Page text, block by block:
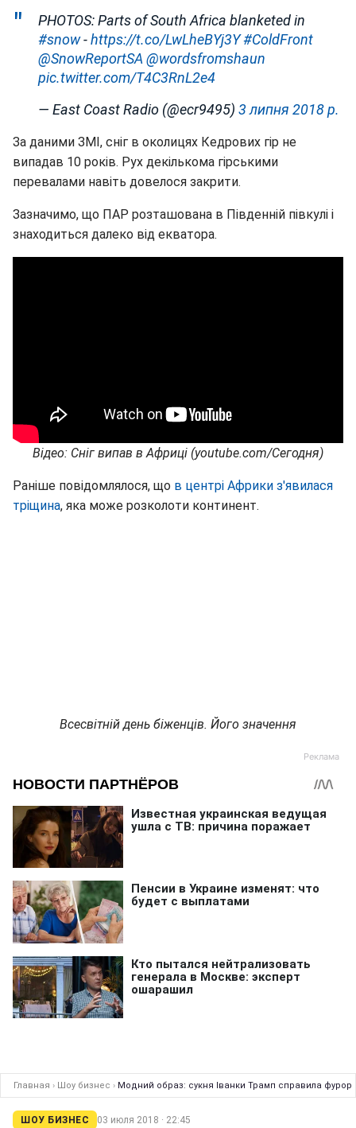
PHOTOS: Parts of South Africa blanketed in
#snow-https://t.co/LwLheBYj3Y#ColdFront
@SnowReportSA@wordsfromshaun
pic.twitter.com/T4C3RnL2e4
— East Coast Radio (@ecr9495) 3 липня 2018 р.
За даними ЗМІ, сніг в околицях Кедрових гір не
випадав 10 років. Рух декількома гірськими
перевалами навіть довелося закрити.
Зазначимо, що ПАР розташована в Південній півкулі і
знаходиться далеко від екватора.
Відео: Сніг випав в Африці (youtube.com/Сегодня)
Раніше повідомлялося, що в центрі Африки з'явилася
тріщина, яка може розколоти континент.
Всесвітній день біженців. Його значення
Главная › Шоу бизнес › Модний образ: сукня Іванки Трамп справила фурор
ШОУ БИЗНЕС 03 июля 2018 · 22:45